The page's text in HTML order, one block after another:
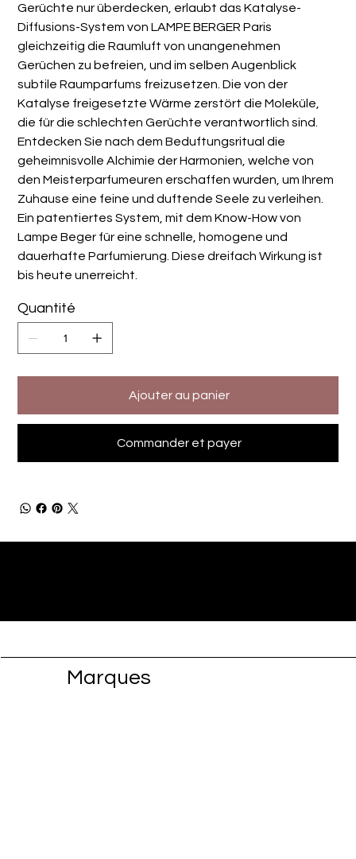
Gerüchte nur überdecken, erlaubt das Katalyse-
Diffusions-System von LAMPE BERGER Paris
gleichzeitig die Raumluft von unangenehmen
Gerüchen zu befreien, und im selben Augenblick
subtile Raumparfums freizusetzen. Die von der
Katalyse freigesetzte Wärme zerstört die Moleküle,
die für die schlechten Gerüchte verantwortlich sind.
Entdecken Sie nach dem Beduftungsritual die
geheimnisvolle Alchimie der Harmonien, welche von
den Meisterparfumeuren erschaffen wurden, um Ihrem
Zuhause eine feine und duftende Seele zu verleihen.
Ein patentiertes System, mit dem Know-How von
Lampe Beger für eine schnelle, homogene und
dauerhafte Parfumierung. Diese dreifach Wirkung ist
bis heute unerreicht.
Quantité
Ajouter au panier
Commander et payer
Marques